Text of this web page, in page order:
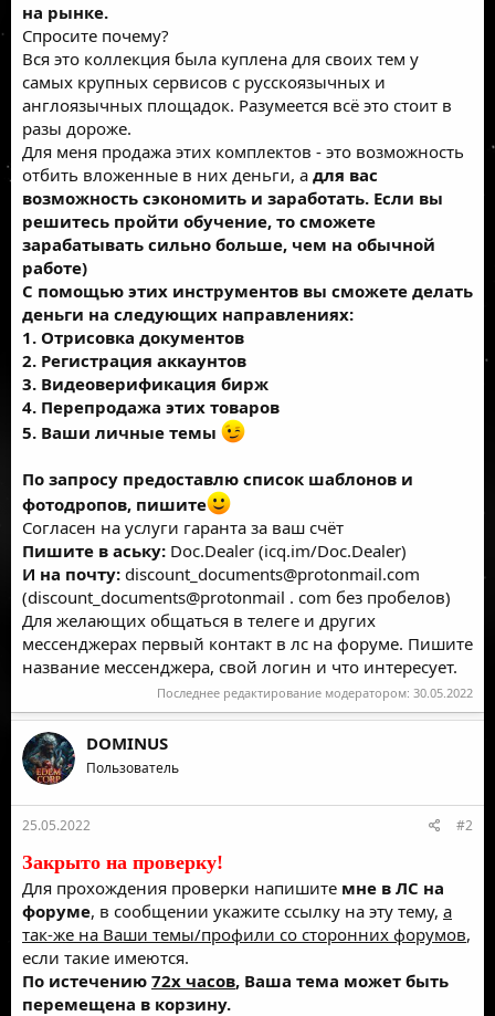
на рынке.
Спросите почему?
Вся это коллекция была куплена для своих тем у
самых крупных сервисов с русскоязычных и
англоязычных площадок. Разумеется всё это стоит в
разы дороже.
Для меня продажа этих комплектов - это возможность
отбить вложенные в них деньги, а для вас
возможность сэкономить и заработать. Если вы
решитесь пройти обучение, то сможете
зарабатывать сильно больше, чем на обычной
работе)
С помощью этих инструментов вы сможете делать
деньги на следующих направлениях:
1. Отрисовка документов
2. Регистрация аккаунтов
3. Видеоверификация бирж
4. Перепродажа этих товаров
5. Ваши личные темы
По запросу предоставлю список шаблонов и
фотодропов, пишите
Согласен на услуги гаранта за ваш счёт
Пишите в аську: Doc.Dealer (icq.im/Doc.Dealer)
И на почту: discount_documents@protonmail.com
(discount_documents@protonmail . com без пробелов)
Для желающих общаться в телеге и других
мессенджерах первый контакт в лс на форуме. Пишите
название мессенджера, свой логин и что интересует.
Последнее редактирование модератором: 30.05.2022
DOMINUS
Пользователь
25.05.2022 #2
Закрыто на проверку!
Для прохождения проверки напишите мне в ЛС на
форуме, в сообщении укажите ссылку на эту тему, а
так-же на Ваши темы/профили со сторонних форумов,
если такие имеются.
По истечению 72х часов, Ваша тема может быть
перемещена в корзину.